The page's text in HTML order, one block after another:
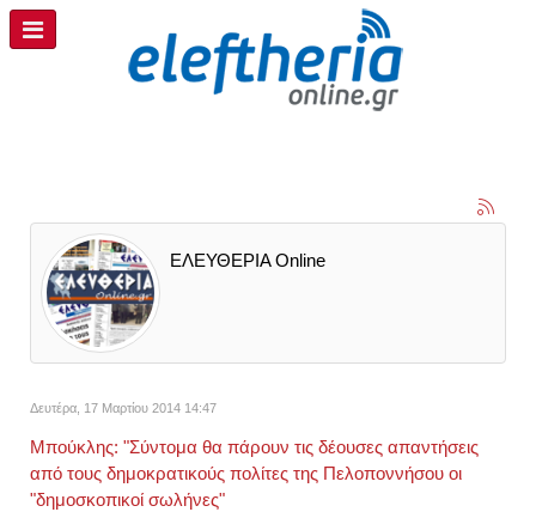
ΕΛΕΥΘΕΡΙΑ Online
Δευτέρα, 17 Μαρτίου 2014 14:47
Μπούκλης: "Σύντομα θα πάρουν τις δέουσες απαντήσεις
από τους δημοκρατικούς πολίτες της Πελοποννήσου οι
"δημοσκοπικοί σωλήνες"